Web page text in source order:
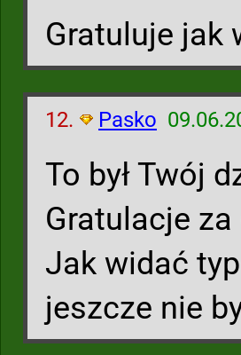
Gratuluje jak
12. Pasko
To był Twój
Gratulacje
Jak widać
jeszcze nie